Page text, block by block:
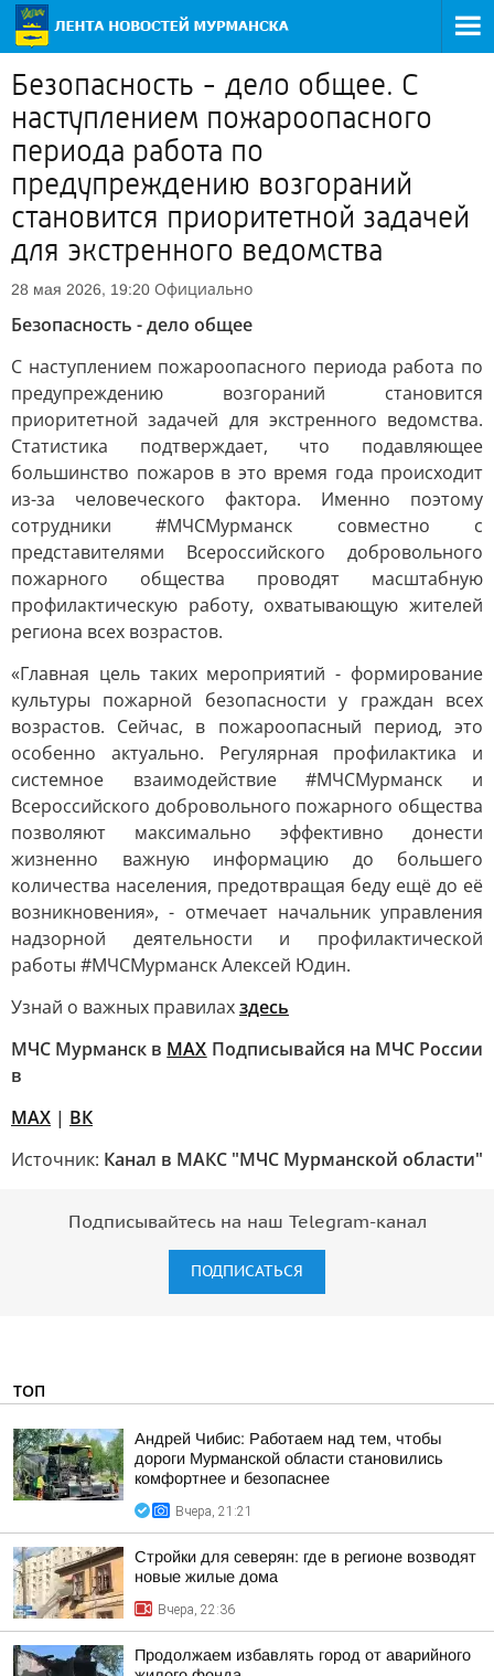
Безопасность - дело общее. С
наступлением пожароопасного
периода работа по
предупреждению возгораний
становится приоритетной задачей
для экстренного ведомства
28 мая 2026, 19:20 Официально
Безопасность - дело общее
С наступлением пожароопасного периода работа по
предупреждению возгораний становится
приоритетной задачей для экстренного ведомства.
Статистика подтверждает, что подавляющее
большинство пожаров в это время года происходит
из-за человеческого фактора. Именно поэтому
сотрудники #МЧСМурманск совместно с
представителями Всероссийского добровольного
пожарного общества проводят масштабную
профилактическую работу, охватывающую жителей
региона всех возрастов.
«Главная цель таких мероприятий - формирование
культуры пожарной безопасности у граждан всех
возрастов. Сейчас, в пожароопасный период, это
особенно актуально. Регулярная профилактика и
системное взаимодействие #МЧСМурманск и
Всероссийского добровольного пожарного общества
позволяют максимально эффективно донести
жизненно важную информацию до большего
количества населения, предотвращая беду ещё до её
возникновения», - отмечает начальник управления
надзорной деятельности и профилактической
работы #МЧСМурманск Алексей Юдин.
Узнай о важных правилахздесь
МЧС Мурманск в МАХ Подписывайся на МЧС России
в
MAX | ВК
Источник: Канал в МАКС "МЧС Мурманской области"
Подписывайтесь на наш Telegram-канал
ПОДПИСАТЬСЯ
ТОП
Андрей Чибис: Работаем над тем, чтобы
дороги Мурманской области становились
комфортнее и безопаснее
Вчера, 21:21
Стройки для северян: где в регионе возводят
новые жилые дома
Вчера, 22:36
Продолжаем избавлять город от аварийного